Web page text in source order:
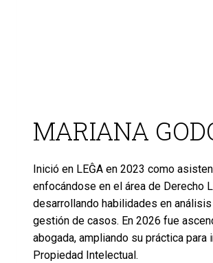
MARIANA
Inició en LEĜA en 2023 como
enfocándose en el área de Derecho
desarrollando habilidades en
gestión de casos. En 2026 fue
abogada, ampliando su práctica para
Propiedad Intelectual.